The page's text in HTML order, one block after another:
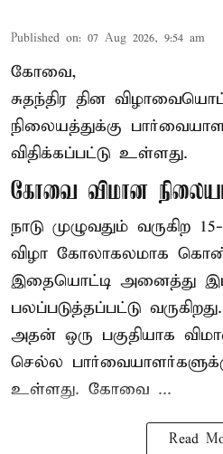
Published on: 07 Aug 2026, 9:54 am
கோவை,
சுதந்திர தின
நிலையத்துக்கு
விதிக்கப்பட்டு உள்ளது.
கோவை விமான
நாடு முழுவதும் வருகிற
விழா கோலாகலமாக
இதையொட்டி அனைத்து
பலப்படுத்தப்பட்டு வருகிறது.
அதன் ஒரு பகுதியாக
செல்ல
உள்ளது. கோவை ...
Read